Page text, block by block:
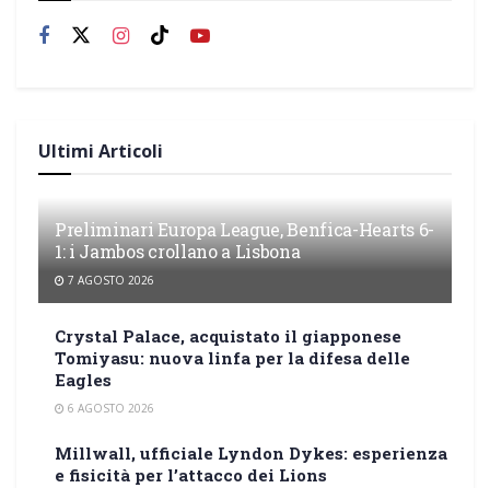
Ultimi Articoli
Preliminari Europa League, Benfica-Hearts 6-
1: i Jambos crollano a Lisbona
7 AGOSTO 2026
Crystal Palace, acquistato il giapponese
Tomiyasu: nuova linfa per la difesa delle
Eagles
6 AGOSTO 2026
Millwall, ufficiale Lyndon Dykes: esperienza
e fisicità per l’attacco dei Lions